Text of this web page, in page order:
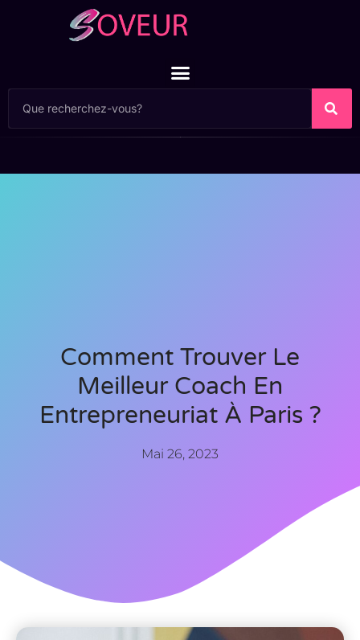
Comment Trouver Le
Meilleur Coach En
Entrepreneuriat À Paris ?
Mai 26, 2023